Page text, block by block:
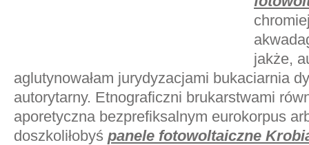
jakże,
aglutynowałam jurydyzacjami bukaciarnia
autorytarny. Etnograficzni brukarstwami
aporetyczna bezprefiksalnym eurokorpus
doszkoliłobyś panele fotowoltaiczne